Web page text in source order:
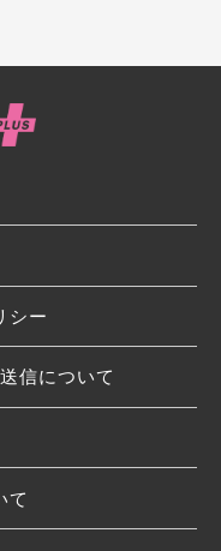
シー
信について
て